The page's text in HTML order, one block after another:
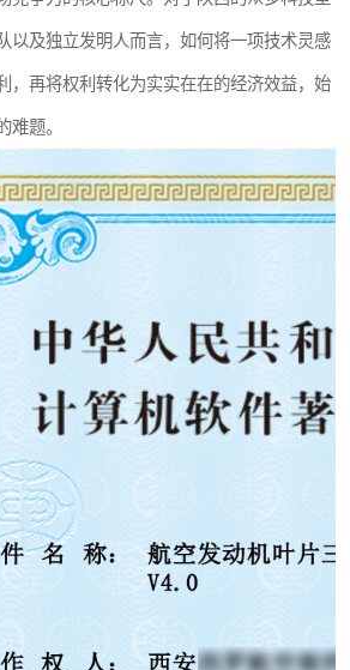
以及独立发明人而言，如何将一项技术灵感
，再将权利转化为实实在在的经济效益，始
难题。